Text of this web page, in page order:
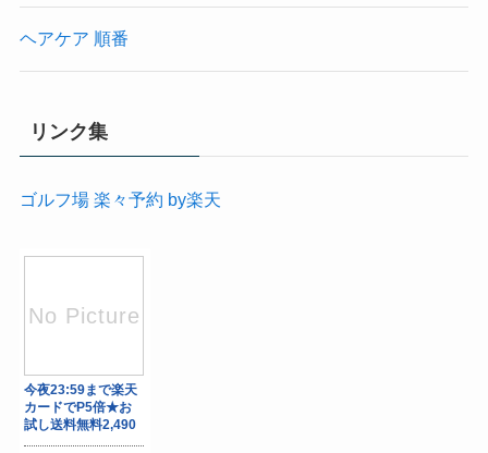
ヘアケア 順番
リンク集
ゴルフ場 楽々予約 by楽天